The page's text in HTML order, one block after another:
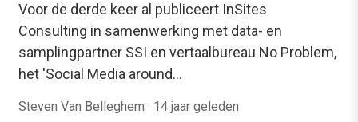
Voor de derde keer al publiceert InSites
Consulting in samenwerking met data- en
samplingpartner SSI en vertaalbureau No Problem,
het 'Social Media around…
Steven Van Belleghem · 14 jaar geleden